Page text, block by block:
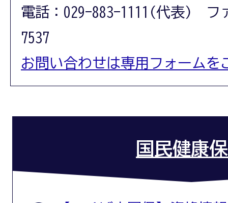
電話：029-883-1111(代表) フ
7537
お問い合わせは専用フォームを
国民健康